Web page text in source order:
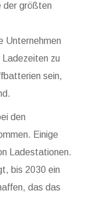
der größten
Unternehmen
Ladezeiten zu
sein,
den
Einige
Ladestationen.
bis 2030 ein
das das